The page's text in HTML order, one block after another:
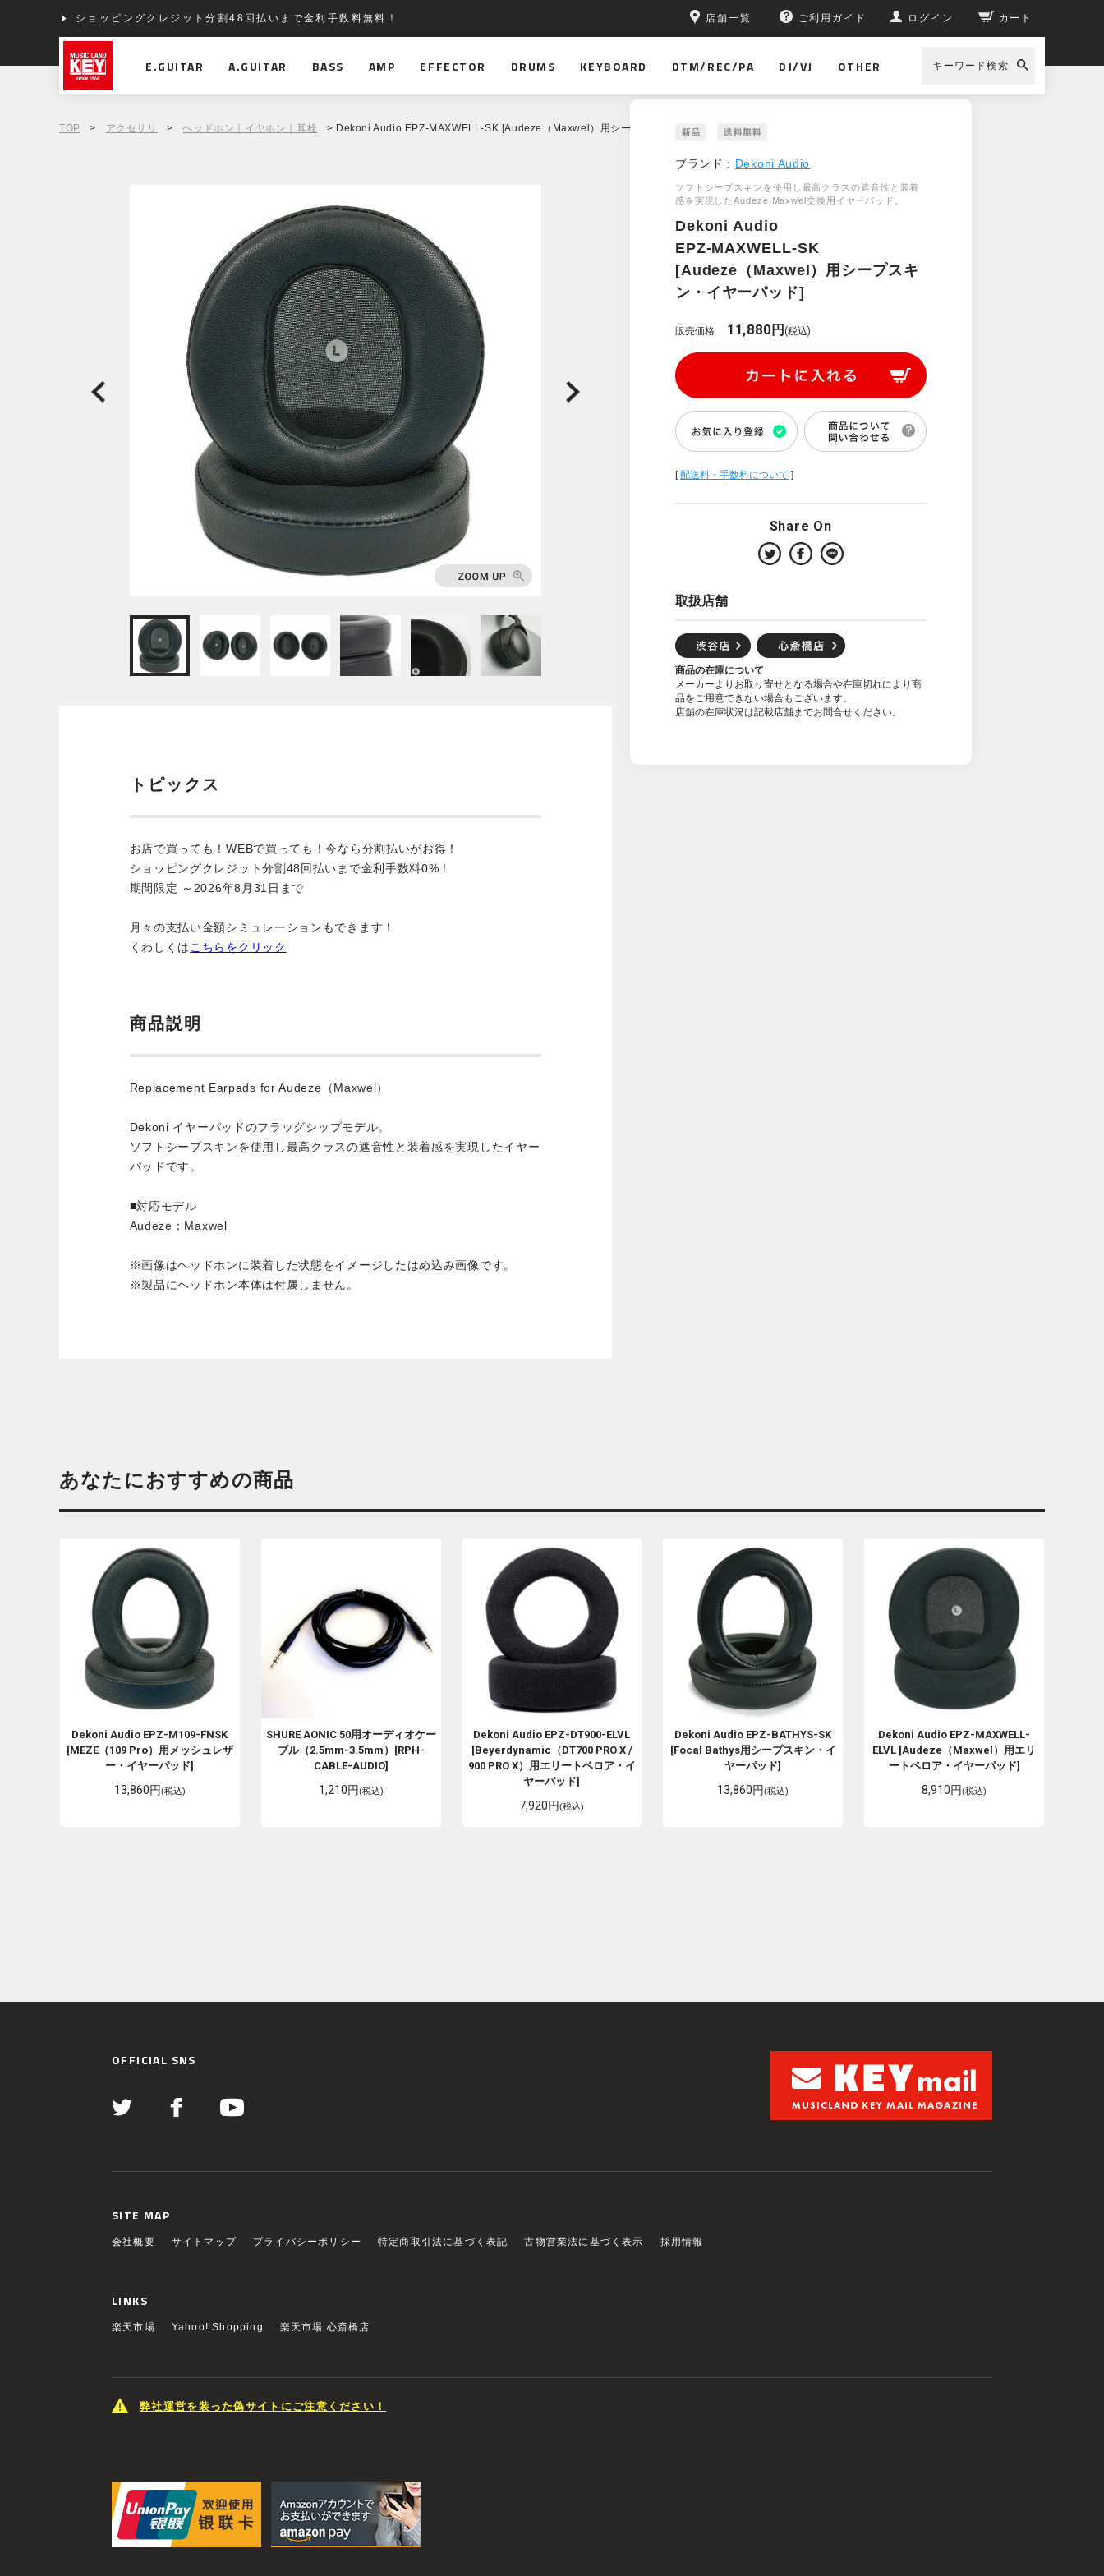
ショッピングクレジット分割48回払いまで金利手数料無料！ 店舗一覧 ご利用ガイド ログイン カート
E.GUITAR A.GUITAR BASS AMP EFFECTOR DRUMS KEYBOARD DTM/REC/PA DJ/VJ OTHER キーワード検索
TOP > アクセサリ > ヘッドホン｜イヤホン｜耳栓 > Dekoni Audio EPZ-MAXWELL-SK [Audeze（Maxwel）用シープスキン・イヤーパッド]
ブランド : Dekoni Audio
ソフトシープスキンを使用し最高クラスの遮音性と装着
感を実現したAudeze Maxwel交換用イヤーパッド。
Dekoni Audio
EPZ-MAXWELL-SK
[Audeze（Maxwel）用シープスキ
ン・イヤーパッド]
販売価格 11,880円(税込)
[配送料・手数料について ]
Share On
取扱店舗
商品の在庫について
メーカーよりお取り寄せとなる場合や在庫切れにより商
品をご用意できない場合もございます。
店舗の在庫状況は記載店舗までお問合せください。
トピックス
お店で買っても！WEBで買っても！今なら分割払いがお得！
ショッピングクレジット分割48回払いまで金利手数料0%！
期間限定 ～2026年8月31日まで
月々の支払い金額シミュレーションもできます！
くわしくは こちらをクリック
商品説明
Replacement Earpads for Audeze（Maxwel）
Dekoni イヤーパッドのフラッグシップモデル。
ソフトシープスキンを使用し最高クラスの遮音性と装着感を実現したイヤー
パッドです。
■対応モデル
Audeze：Maxwel
※画像はヘッドホンに装着した状態をイメージしたはめ込み画像です。
※製品にヘッドホン本体は付属しません。
あなたにおすすめの商品
Dekoni Audio EPZ-M109-FNSK
[MEZE（109 Pro）用メッシュレザ
ー・イヤーパッド]
13,860円(税込)
SHURE AONIC 50用オーディオケー
ブル（2.5mm-3.5mm）[RPH-
CABLE-AUDIO]
1,210円(税込)
Dekoni Audio EPZ-DT900-ELVL
[Beyerdynamic（DT700 PRO X /
900 PRO X）用エリートベロア・イ
ヤーパッド]
7,920円(税込)
Dekoni Audio EPZ-BATHYS-SK
[Focal Bathys用シープスキン・イ
ヤーパッド]
13,860円(税込)
Dekoni Audio EPZ-MAXWELL-
ELVL [Audeze（Maxwel）用エリ
ートベロア・イヤーパッド]
8,910円(税込)
OFFICIAL SNS
SITE MAP
会社概要 サイトマップ プライバシーポリシー 特定商取引法に基づく表記 古物営業法に基づく表示 採用情報
LINKS
楽天市場 Yahoo! Shopping 楽天市場 心斎橋店
弊社運営を装った偽サイトにご注意ください！